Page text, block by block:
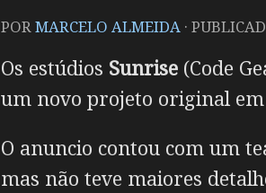
PORMARCELO ALMEIDA ·
Os estúdios Sunrise (Code
um novo projeto original em
O anuncio contou com um
mas não teve maiores